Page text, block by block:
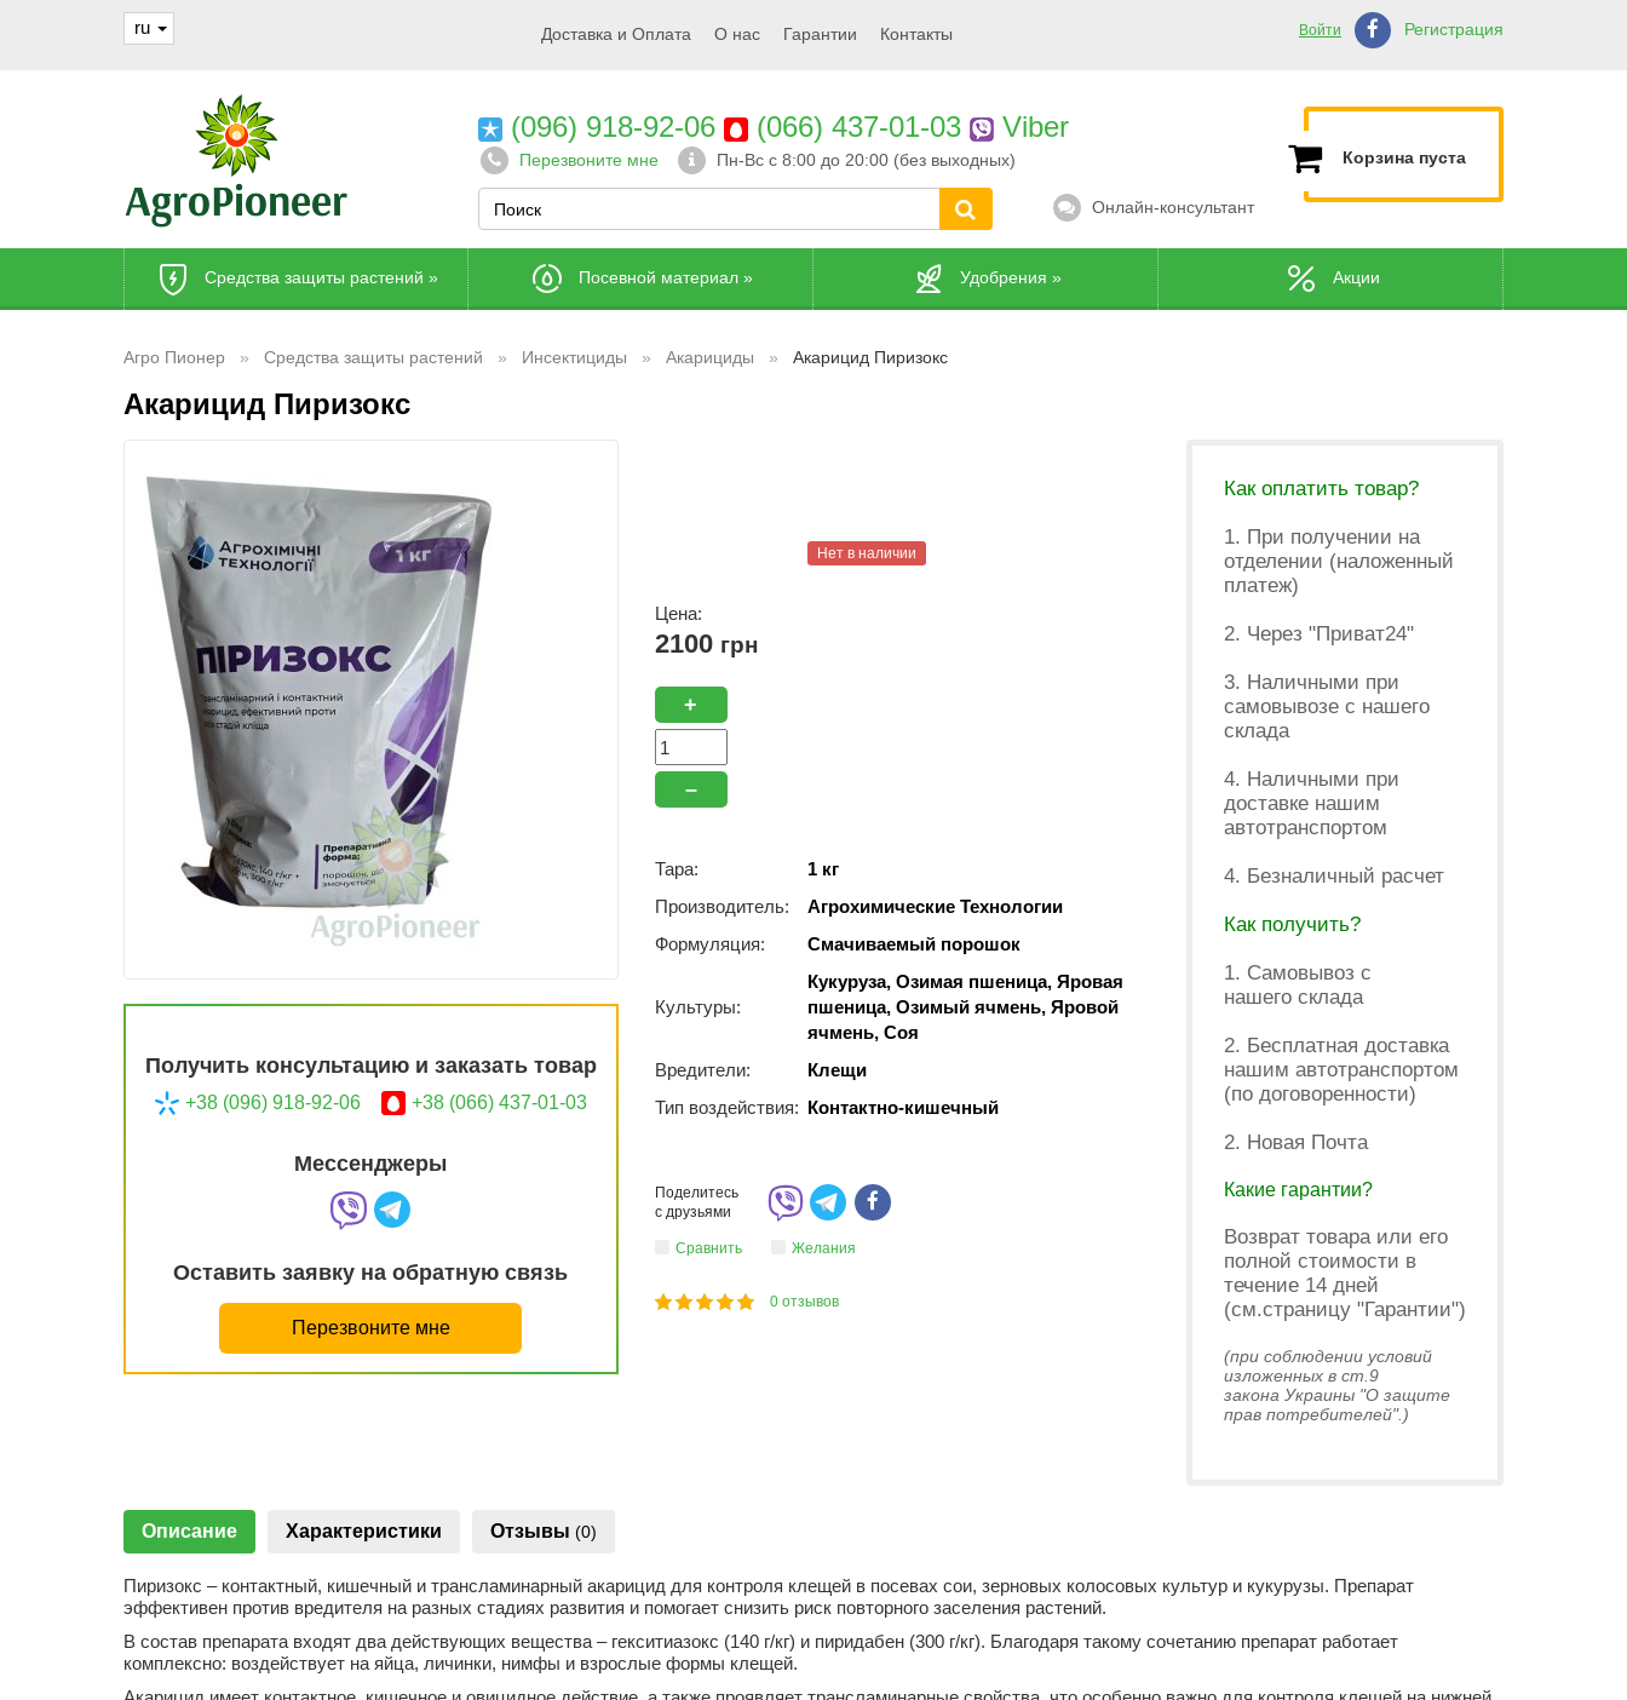
ru Войти Регистрация
Доставка и Оплата О нас Гарантии Контакты
(096) 918-92-06 (066) 437-01-03 Viber
Перезвоните мне Пн-Вс с 8:00 до 20:00 (без выходных)
Онлайн-консультант
Корзина пуста
Средства защиты растений » Посевной материал » Удобрения » Акции
Агро Пионер Средства защиты растений Инсектициды Акарициды Акарицид Пиризокс
Акарицид Пиризокс
Получить консультацию и заказать товар
+38 (096) 918-92-06 +38 (066) 437-01-03
Мессенджеры
Оставить заявку на обратную связь
Перезвоните мне
Нет в наличии
Цена:
2100 грн
+
–
Тара:
1 кг
Производитель:
Агрохимические Технологии
Формуляция:
Смачиваемый порошок
Культуры:
Кукуруза, Озимая пшеница, Яровая
пшеница, Озимый ячмень, Яровой
ячмень, Соя
Вредители:
Клещи
Тип воздействия: Контактно-кишечный
Поделитесь
с друзьями
Сравнить Желания
100
1
2
3
4
5 0отзывов
Как оплатить товар?
1. При получении на
отделении (наложенный
платеж)
2. Через "Приват24"
3. Наличными при
самовывозе с нашего
склада
4. Наличными при
доставке нашим
автотранспортом
4. Безналичный расчет
Как получить?
1. Самовывоз с
нашего склада
2. Бесплатная доставка
нашим автотранспортом
(по договоренности)
2. Новая Почта
Какие гарантии?
Возврат товара или его
полной стоимости в
течение 14 дней
(см.страницу "Гарантии")
(при соблюдении условий
изложенных в ст.9
закона Украины "О защите
прав потребителей".)
Описание Характеристики Отзывы (0)
Пиризокс – контактный, кишечный и трансламинарный акарицид для контроля клещей в посевах сои, зерновых колосовых культур и кукурузы. Препарат
эффективен против вредителя на разных стадиях развития и помогает снизить риск повторного заселения растений.
В состав препарата входят два действующих вещества – гекситиазокс (140 г/кг) и пиридабен (300 г/кг). Благодаря такому сочетанию препарат работает
комплексно: воздействует на яйца, личинки, нимфы и взрослые формы клещей.